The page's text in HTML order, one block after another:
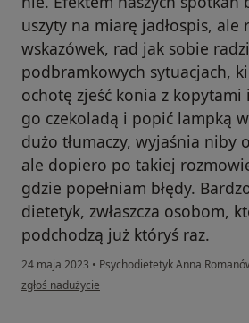
uszyty na miarę jadłospis, ale
wskazówek, rad jak sobie
podbramkowych sytuacjach,
ochotę zjeść konia z kopytami
go czekoladą i popić lampką
dużo tłumaczy, wyjaśnia niby
ale dopiero po takiej
gdzie popełniam błędy.
dietetyk, zwłaszcza osobom,
podchodzą już któryś raz.
24 maja 2023 • Psychodietetyk Anna
w opinii użytkownika Ola
zgłoś nadużycie